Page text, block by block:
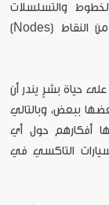
والتسلسلات
الهرمية– واستبدالها بشيء أكثر توزعًا، بنظام من النقاط (Nodes)
حياة بشرٍ يندر أن
ببعض، وبالتالي
أفكارهم حول أي
التاكسي في